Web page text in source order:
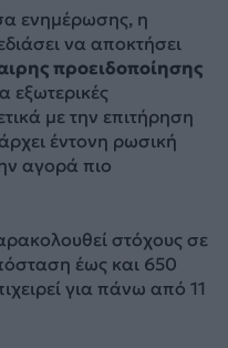
ενημέρωσης, η
να αποκτήσει
προειδοποίησης
εξωτερικές
με την επιτήρηση
έντονη ρωσική
αγορά πιο
στόχους σε
έως και 650
για πάνω από 11